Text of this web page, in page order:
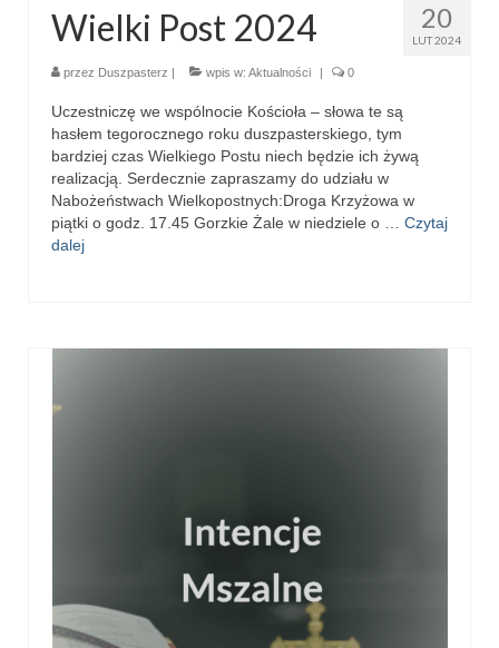
Katecheza parafialna
Niezbędnik Katolika
Kaplica Adoracji
Pracownicy
e-Katolik
Nabożeństwa
Pogrzeb katolicki
Sakrament bierzmowania
Sakrament pojednania
Sakrament małżeństwa
20
LUT 2024
Wielki Post 2024
przez Duszpasterz wpis w: Aktualności 0
Uczestniczę we wspólnocie Kościoła – słowa te są
hasłem tegorocznego roku duszpasterskiego, tym
bardziej czas Wielkiego Postu niech będzie ich żywą
realizacją. Serdecznie zapraszamy do udziału w
Nabożeństwach Wielkopostnych:Droga Krzyżowa w
piątki o godz. 17.45 Gorzkie Żale w niedziele o … Czytaj
dalej